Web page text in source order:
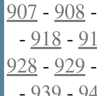
907 - 908 -
- 918 -
928 - 929 -